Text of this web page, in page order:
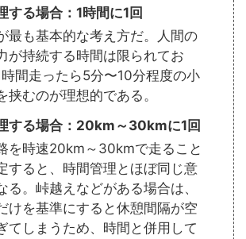
する場合：1時間に1回
最も基本的な考え方だ。人間の
が持続する時間は限られてお
時間走ったら5分〜10分程度の小
挟むのが理想的である。
する場合：20km～30kmに1回
を時速20km～30kmで走ること
すると、時間管理とほぼ同じ意
る。峠越えなどがある場合は、
けを基準にすると休憩間隔が空
てしまうため、時間と併用して